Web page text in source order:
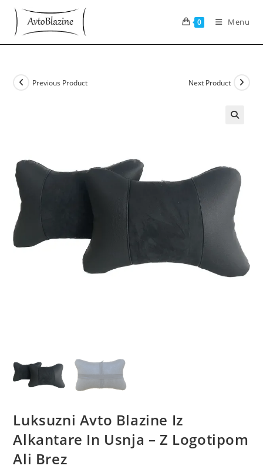
Skip
content
0 Menu
Previous Product Next Product
Luksuzni Avto Blazine Iz
Alkantare In Usnja – Z Logotipom
Ali Brez